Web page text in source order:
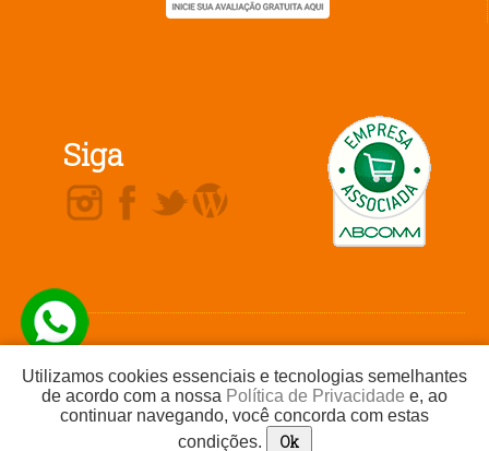
Siga
divulgados por nossos clientes. Não
comercializamos planos de saúde ou planos
odontológicos.
Todos os direitos reservados a Agência Dix © Reprodução proibida sem prévia
Utilizamos cookies essenciais e tecnologias semelhantes
de acordo com a nossa Política de Privacidade e, ao
continuar navegando, você concorda com estas
condições.
Ok